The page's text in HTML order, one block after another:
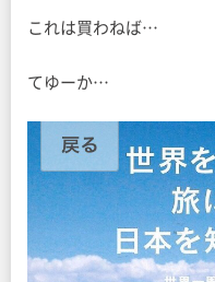
これは買わねば…
てゆーか…